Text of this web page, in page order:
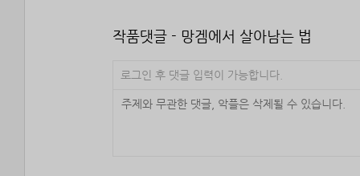
작품댓글 - 망겜에서 살아남는 법
로그인 후 댓글 입력이 가능합니다.